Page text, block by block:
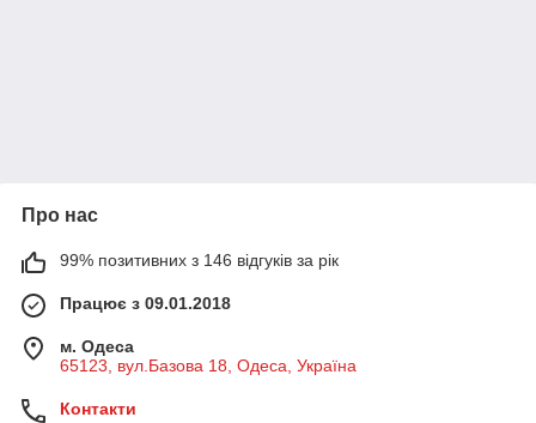
Про нас
99% позитивних з 146 відгуків за рік
Працює з 09.01.2018
м. Одеса
65123, вул.Базова 18, Одеса, Україна
Контакти